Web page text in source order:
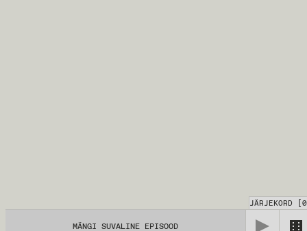
MÄNGI SUVALINE EPISOOD
JÄRJEKORD 0